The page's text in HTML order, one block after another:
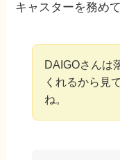
キャスターを務め
DAIGOさんは
くれるから見
ね。